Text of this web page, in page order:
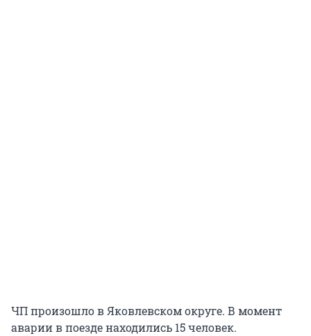
ЧП произошло в Яковлевском округе. В момент
аварии в поезде находились 15 человек.